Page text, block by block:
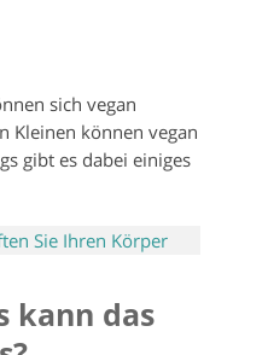
sich vegan
Kleinen können vegan
gibt es dabei einiges
kann das